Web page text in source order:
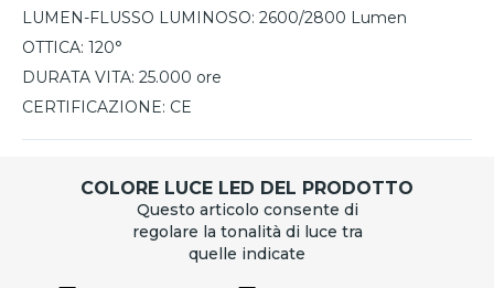
LUMEN-FLUSSO LUMINOSO: 2600/2800 Lumen
OTTICA: 120°
DURATA VITA: 25.000 ore
CERTIFICAZIONE: CE
COLORE LUCE LED DEL PRODOTTO
Questo articolo consente di
regolare la tonalità di luce tra
quelle indicate